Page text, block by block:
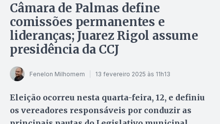
Câmara de Palmas define
comissões permanentes e
lideranças; Juarez Rigol assume
presidência da CCJ
Fenelon Milhomem 13 fevereiro 2025 às 11h13
Eleição ocorreu nesta quarta-feira, 12, e definiu
os vereadores responsáveis por conduzir as